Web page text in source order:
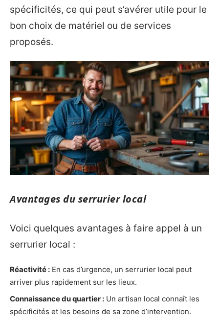
spécificités, ce qui peut s’avérer utile pour le
bon choix de matériel ou de services
proposés.
Avantages du serrurier local
Voici quelques avantages à faire appel à un
serrurier local :
Réactivité : En cas d’urgence, un serrurier local peut
arriver plus rapidement sur les lieux.
Connaissance du quartier : Un artisan local connaît les
spécificités et les besoins de sa zone d’intervention.